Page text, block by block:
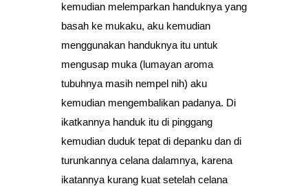
kemudian melemparkan handuknya yang
basah ke mukaku, aku kemudian
menggunakan handuknya itu untuk
mengusap muka (lumayan aroma
tubuhnya masih nempel nih) aku
kemudian mengembalikan padanya. Di
ikatkannya handuk itu di pinggang
kemudian duduk tepat di depanku dan di
turunkannya celana dalamnya, karena
ikatannya kurang kuat setelah celana